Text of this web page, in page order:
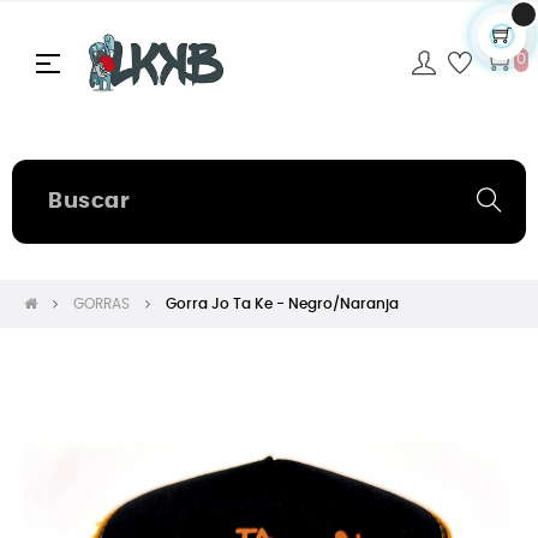
Navegación
☰ 0
GORRAS Gorra Jo Ta Ke - Negro/Naranja